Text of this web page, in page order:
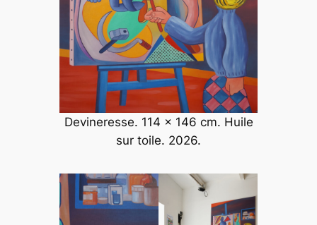
Devineresse. 114 x 146 cm. Huile
sur toile. 2026.